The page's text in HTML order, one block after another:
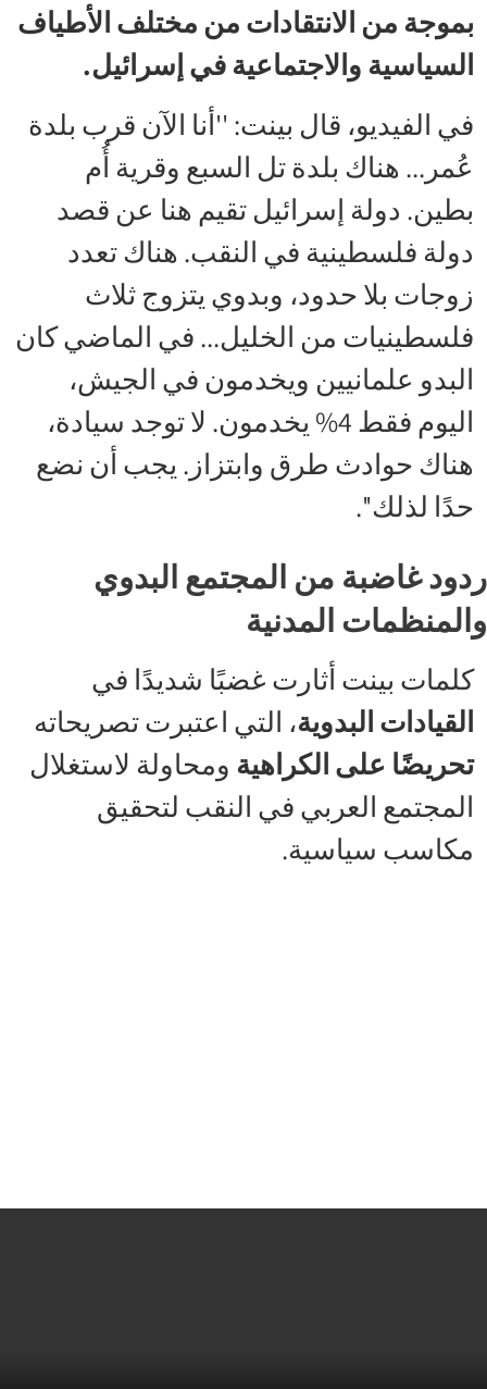
بموجة من الانتقادات من مختلف الأطياف
السياسية والاجتماعية في إسرائيل.
في الفيديو، قال بينت: ''أنا الآن قرب بلدة
عُمر... هناك بلدة تل السبع وقرية أُم
بطين. دولة إسرائيل تقيم هنا عن قصد
دولة فلسطينية في النقب. هناك تعدد
زوجات بلا حدود، وبدوي يتزوج ثلاث
فلسطينيات من الخليل... في الماضي كان
البدو علمانيين ويخدمون في الجيش،
اليوم فقط 4% يخدمون. لا توجد سيادة،
هناك حوادث طرق وابتزاز. يجب أن نضع
حدًا لذلك''.
ردود غاضبة من المجتمع البدوي
والمنظمات المدنية
كلمات بينت أثارت غضبًا شديدًا في
القيادات البدوية، التي اعتبرت تصريحاته
تحريضًا على الكراهية ومحاولة لاستغلال
المجتمع العربي في النقب لتحقيق
مكاسب سياسية.